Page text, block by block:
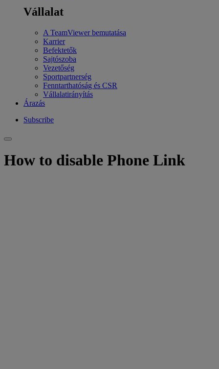
Vállalat
A TeamViewer bemutatása
Karrier
Befektetők
Sajtószoba
Vezetőség
Sportpartnerség
Fenntarthatóság és CSR
Vállalatirányítás
Árazás
Subscribe
How to disable Phone Link